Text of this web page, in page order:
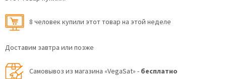
8 человек купили этот товар на этой неделе
Доставим завтра или позже
Самовывоз из магазина «VegaSat» - бесплатно